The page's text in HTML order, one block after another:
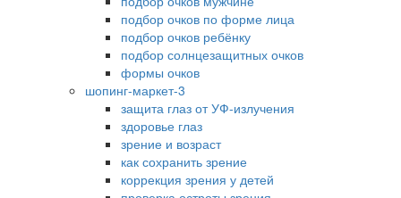
подбор очков по форме лица
подбор очков ребёнку
подбор солнцезащитных очков
формы очков
шопинг-маркет-3
защита глаз от УФ-излучения
здоровье глаз
зрение и возраст
как сохранить зрение
коррекция зрения у детей